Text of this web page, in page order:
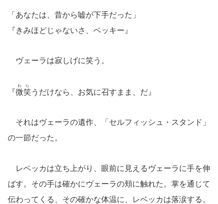
「あなたは、昔から嘘が下手だった」
『きみほどじゃないさ、ベッキー』
ヴェーラは寂しげに笑う。
『微笑
わら
うだけなら、お気に召すまま、だ』
それはヴェーラの遺作、「セルフィッシュ・スタンド」
の一節だった。
レベッカは立ち上がり、眼前に見えるヴェーラに手を伸
ばす。その手は確かにヴェーラの頬に触れた。掌を通じて
伝わってくる、その確かな体温に、レベッカは落涙する。